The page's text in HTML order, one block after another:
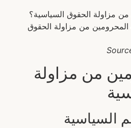
من مزاولة
السياسية